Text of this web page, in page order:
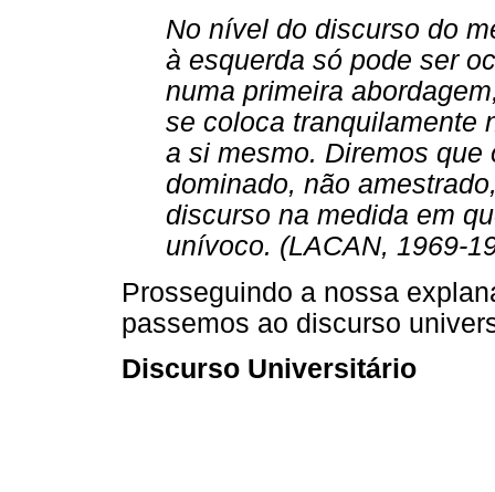
No nível do discurso do
à esquerda só pode ser
numa primeira
se coloca tranquilamente
a si mesmo. Diremos
dominado, não
discurso na medida em
unívoco. (LACAN, 1969-
Prosseguindo a nossa
passemos ao discurso
Discurso Universitário